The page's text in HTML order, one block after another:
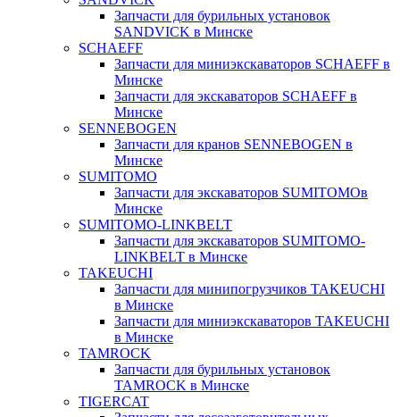
Запчасти для бурильных установок
SANDVICK в Минске
SCHAEFF
Запчасти для миниэкскаваторов SCHAEFF в
Минске
Запчасти для экскаваторов SCHAEFF в
Минске
SENNEBOGEN
Запчасти для кранов SENNEBOGEN в
Минске
SUMITOMO
Запчасти для экскаваторов SUMITOMOв
Минске
SUMITOMO-LINKBELT
Запчасти для экскаваторов SUMITOMO-
LINKBELT в Минске
TAKEUCHI
Запчасти для минипогрузчиков TAKEUCHI
в Минске
Запчасти для миниэкскаваторов TAKEUCHI
в Минске
TAMROCK
Запчасти для бурильных установок
TAMROCK в Минске
TIGERCAT